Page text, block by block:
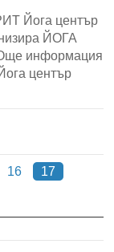
Йога център
ЙОГА
информация
център
16 17